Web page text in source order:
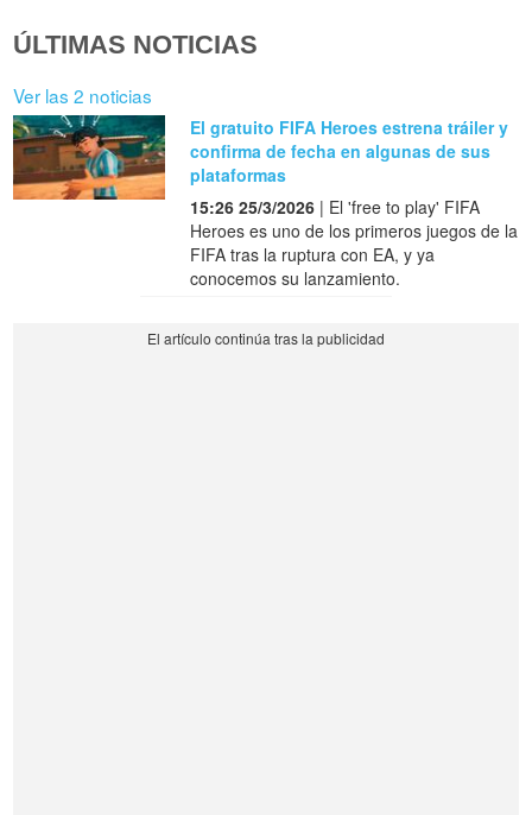
ÚLTIMAS NOTICIAS
Ver las 2 noticias
El gratuito FIFA Heroes estrena tráiler y
confirma de fecha en algunas de sus
plataformas
15:26 25/3/2026 | El 'free to play' FIFA
Heroes es uno de los primeros juegos de la
FIFA tras la ruptura con EA, y ya
conocemos su lanzamiento.